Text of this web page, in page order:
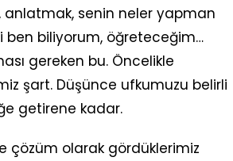
anlatmak, senin neler yapman
ben biliyorum, öğreteceğim…
gereken bu. Öncelikle
şart. Düşünce ufkumuzu belirli
getirene kadar.
çözüm olarak gördüklerimiz